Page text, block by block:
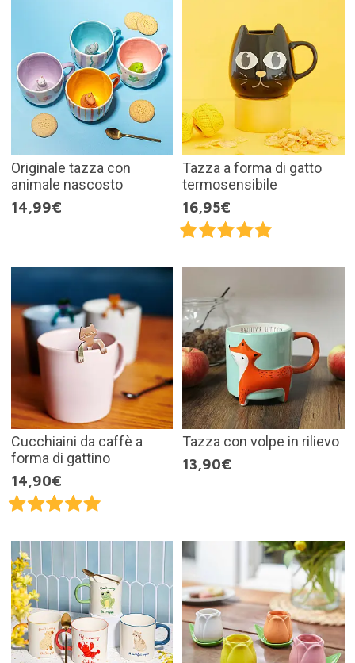
Originale tazza con
animale nascosto
14,99€
Tazza a forma di gatto
termosensibile
16,95€
Cucchiaini da caffè a
forma di gattino
14,90€
Tazza con volpe in rilievo
13,90€